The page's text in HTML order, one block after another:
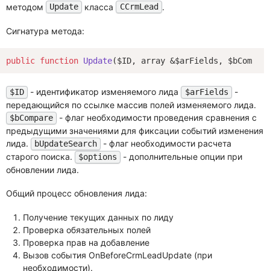
методом
Update класса CCrmLead .
Сигнатура метода:
public function Update($ID, array &$arFields,
$ID - идентификатор изменяемого лида $arFields
-
передающийся по ссылке массив полей изменяемого лида.
$bCompare
- флаг необходимости проведения сравнения с
предыдущими значениями для фиксации событий изменения
лида.
bUpdateSearch
- флаг необходимости расчета
старого поиска.
$options
- дополнительные опции при
обновлении лида.
Общий процесс обновления лида:
Получение текущих данных по лиду
Проверка обязательных полей
Проверка прав на добавление
Вызов события OnBeforeCrmLeadUpdate (при
необходимости).